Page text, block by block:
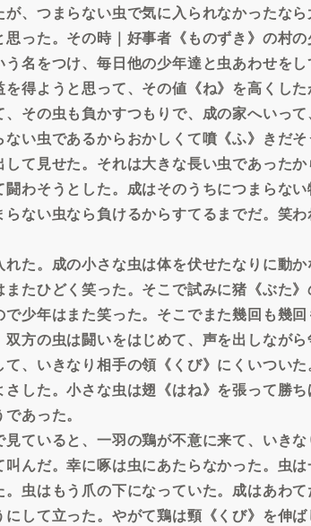
、つまらない虫で気に入られなかったな
った。その時｜好事者《ものずき》の村
名をつけ、毎日他の少年達と虫あわせを
得ようと思って、その値《ね》を高くし
その虫も負かすつもりで、成の家へいっ
い虫であるからおかしくて噴《ふ》きだ
て見せた。それは大きな長い虫であった
わそうとした。成はそのうちにつまらな
ない虫なら負けるからすてるまでだ。笑
た。成の小さな虫は体を伏せたなりに動
たひどく笑った。そこで試みに猪《ぶた
少年はまた笑った。そこでまた幾回も幾
方の虫は闘いをはじめて、声を出しなが
、いきなり相手の領《くび》にくいつい
した。小さな虫は翅《はね》を張って勝
あった。
ていると、一羽の鶏が不意に来て、いき
んだ。幸に啄は虫にあたらなかった。虫
虫はもう爪の下になっていた。成はあわ
して立った。やがて鶏は頸《くび》を伸